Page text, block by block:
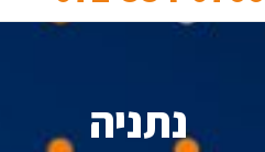
נתניה